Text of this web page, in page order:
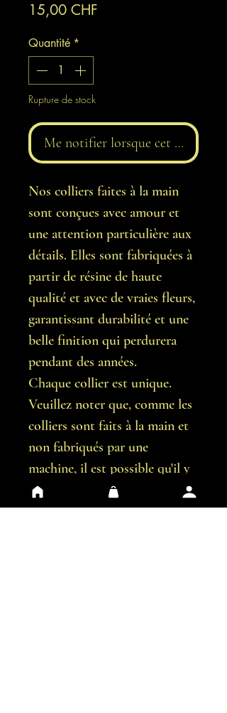
15,00 CHF
Quantité *
Rupture de stock
Me notifier lorsque cet article est
Nos colliers faites à la main
sont conçues avec amour et
une attention particulière aux
détails. Elles sont fabriquées à
partir de résine de haute
qualité et avec de vraies fleurs,
garantissant durabilité et une
belle finition qui perdurera
pendant des années.
Chaque collier est unique.
Veuillez noter que, comme les
colliers sont faits à la main et
non fabriqués par une
machine, il est possible qu'il y
ait de légères imperfections.
Vous recevrez exactement le